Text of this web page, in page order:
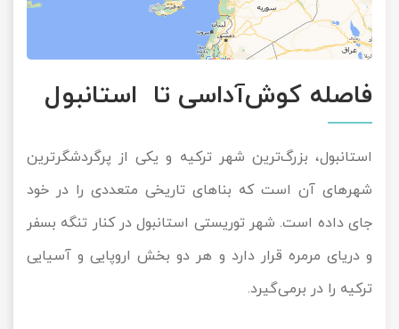
فاصله کوش‌آداسی تا استانبول
استانبول، بزرگ‌ترین شهر ترکیه و یکی از پرگردشگرترین
شهرهای آن است که بناهای تاریخی متعددی را در خود
جای داده است. شهر توریستی استانبول در کنار تنگه بسفر
و دریای مرمره قرار دارد و هر دو بخش اروپایی و آسیایی
ترکیه را در برمی‌گیرد.